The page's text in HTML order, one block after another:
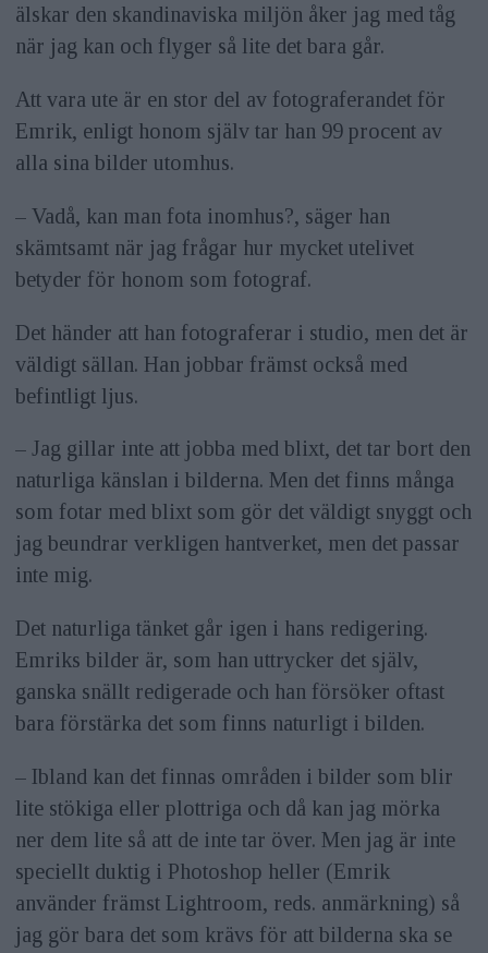
älskar den skandinaviska miljön åker jag med tåg
när jag kan och flyger så lite det bara går.
Att vara ute är en stor del av fotograferandet för
Emrik, enligt honom själv tar han 99 procent av
alla sina bilder utomhus.
– Vadå, kan man fota inomhus?, säger han
skämtsamt när jag frågar hur mycket utelivet
betyder för honom som fotograf.
Det händer att han fotograferar i studio, men det är
väldigt sällan. Han jobbar främst också med
befintligt ljus.
– Jag gillar inte att jobba med blixt, det tar bort den
naturliga känslan i bilderna. Men det finns många
som fotar med blixt som gör det väldigt snyggt och
jag beundrar verkligen hantverket, men det passar
inte mig.
Det naturliga tänket går igen i hans redigering.
Emriks bilder är, som han uttrycker det själv,
ganska snällt redi­gerade och han försöker oftast
bara förstärka det som finns naturligt i bilden.
– Ibland kan det finnas områden i bilder som blir
lite stökiga eller plottriga och då kan jag mörka
ner dem lite så att de inte tar över. Men jag är inte
speciellt duktig i Photoshop heller (Emrik
använder främst Lightroom, reds. anmärkning) så
jag gör bara det som krävs för att bilderna ska se